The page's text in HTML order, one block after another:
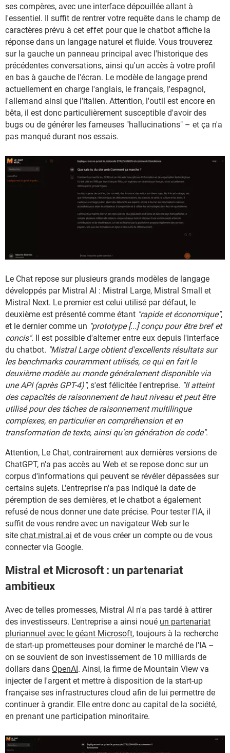
ses compères, avec une interface dépouillée allant à
l'essentiel. Il suffit de rentrer votre requête dans le champ de
caractères prévu à cet effet pour que le chatbot affiche la
réponse dans un langage naturel et fluide. Vous trouverez
sur la gauche un panneau principal avec l'historique des
précédentes conversations, ainsi qu'un accès à votre profil
en bas à gauche de l'écran. Le modèle de langage prend
actuellement en charge l'anglais, le français, l'espagnol,
l'allemand ainsi que l'italien. Attention, l'outil est encore en
bêta, il est donc particulièrement susceptible d'avoir des
bugs ou de générer les fameuses "hallucinations" – et ça n'a
pas manqué durant nos essais.
Le Chat repose sur plusieurs grands modèles de langage
développés par Mistral AI : Mistral Large, Mistral Small et
Mistral Next. Le premier est celui utilisé par défaut, le
deuxième est présenté comme étant "rapide et économique",
et le dernier comme un "prototype [...] conçu pour être bref et
concis". Il est possible d'alterner entre eux depuis l'interface
du chatbot. "Mistral Large obtient d'excellents résultats sur
les benchmarks couramment utilisés, ce qui en fait le
deuxième modèle au monde généralement disponible via
une API (après GPT-4)", s'est félicitée l'entreprise. "Il atteint
des capacités de raisonnement de haut niveau et peut être
utilisé pour des tâches de raisonnement multilingue
complexes, en particulier en compréhension et en
transformation de texte, ainsi qu'en génération de code".
Attention, Le Chat, contrairement aux dernières versions de
ChatGPT, n'a pas accès au Web et se repose donc sur un
corpus d'informations qui peuvent se révéler dépassées sur
certains sujets. L'entreprise n'a pas indiqué la date de
péremption de ses dernières, et le chatbot a également
refusé de nous donner une date précise. Pour tester l'IA, il
suffit de vous rendre avec un navigateur Web sur le
site chat.mistral.ai et de vous créer un compte ou de vous
connecter via Google.
Mistral et Microsoft : un partenariat
ambitieux
Avec de telles promesses, Mistral AI n'a pas tardé à attirer
des investisseurs. L'entreprise a ainsi noué un partenariat
pluriannuel avec le géant Microsoft, toujours à la recherche
de start-up prometteuses pour dominer le marché de l'IA –
on se souvient de son investissement de 10 milliards de
dollars dans OpenAI. Ainsi, la firme de Mountain View va
injecter de l'argent et mettre à disposition de la start-up
française ses infrastructures cloud afin de lui permettre de
continuer à grandir. Elle entre donc au capital de la société,
en prenant une participation minoritaire.